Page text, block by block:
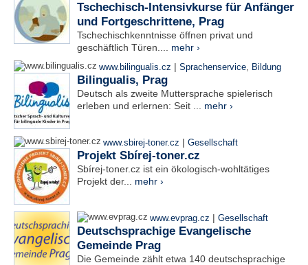
Tschechisch-Intensivkurse für Anfänger
und Fortgeschrittene, Prag
Tschechischkenntnisse öffnen privat und
geschäftlich Türen.... mehr ›
www.bilingualis.cz | Sprachenservice, Bildung
Bilingualis, Prag
Deutsch als zweite Muttersprache spielerisch
erleben und erlernen: Seit ... mehr ›
www.sbirej-toner.cz | Gesellschaft
Projekt Sbírej-toner.cz
Sbírej-toner.cz ist ein ökologisch-wohltätiges
Projekt der... mehr ›
www.evprag.cz | Gesellschaft
Deutschsprachige Evangelische
Gemeinde Prag
Die Gemeinde zählt etwa 140 deutschsprachige